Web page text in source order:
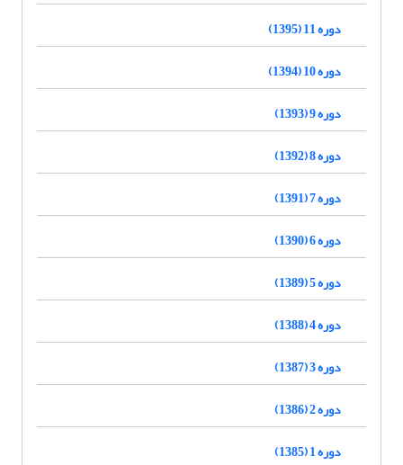
دوره 11 (1395)
دوره 10 (1394)
دوره 9 (1393)
دوره 8 (1392)
دوره 7 (1391)
دوره 6 (1390)
دوره 5 (1389)
دوره 4 (1388)
دوره 3 (1387)
دوره 2 (1386)
دوره 1 (1385)